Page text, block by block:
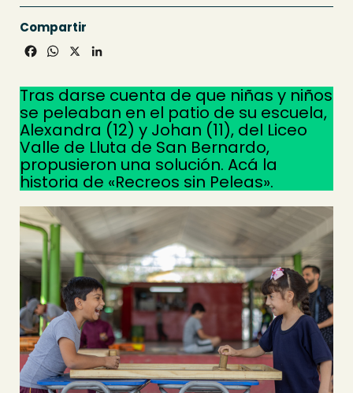
Compartir
Facebook
WhatsApp
Tras darse cuenta de que niñas y niños
se peleaban en el patio de su escuela,
Alexandra (12) y Johan (11), del Liceo
Valle de Lluta de San Bernardo,
propusieron una solución. Acá la
historia de «Recreos sin Peleas».